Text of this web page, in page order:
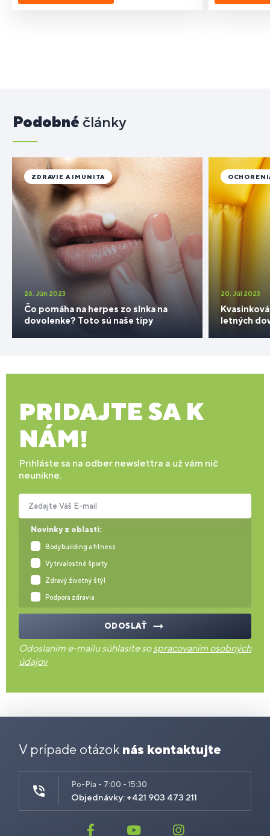
Podobné články
26. Jún 2023
Čo pomáha na herpes zo slnka na
dovolenke? Toto sú naše tipy
ZDRAVIE A IMUNITA
20. Júl 2023
letných
PRIDAJTE SA K
NÁM!
Prihláste sa na odber newslettra a už vám nič
neunikne.
Novinky z oblasti:
Bodybuilding a fitness
Vytrvalostné športy
Zdravý životný štýl
Podpora zdravia
Zadajte Váš E-mail
ODOSLAŤ
Odoslaním e-mailu súhlasíte sospracovaním osobných
údajov
V prípade otázok nás kontaktujte
Po-Pia - 7:00 - 15:30
Objednávky: +421 903 473 211